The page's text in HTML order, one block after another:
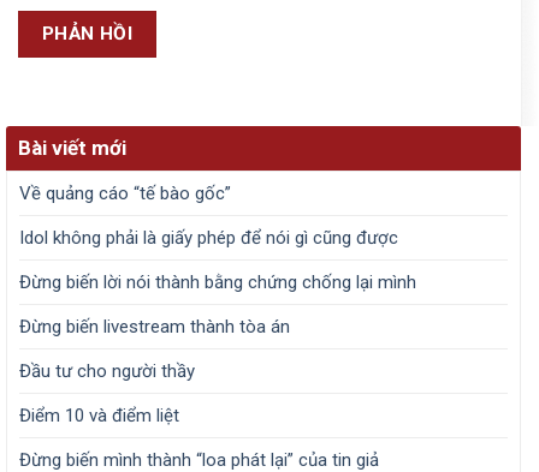
Bài viết mới
Về quảng cáo “tế bào gốc”
Idol không phải là giấy phép để nói gì cũng được
Đừng biến lời nói thành bằng chứng chống lại mình
Đừng biến livestream thành tòa án
Đầu tư cho người thầy
Điểm 10 và điểm liệt
Đừng biến mình thành “loa phát lại” của tin giả